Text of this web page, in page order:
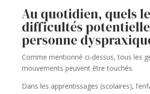
Au quotidien, quels
difficultés
personne
Comme mentionné ci-dessus, tous les
mouvements peuvent être touchés.
Dans les apprentissages (scolaires),